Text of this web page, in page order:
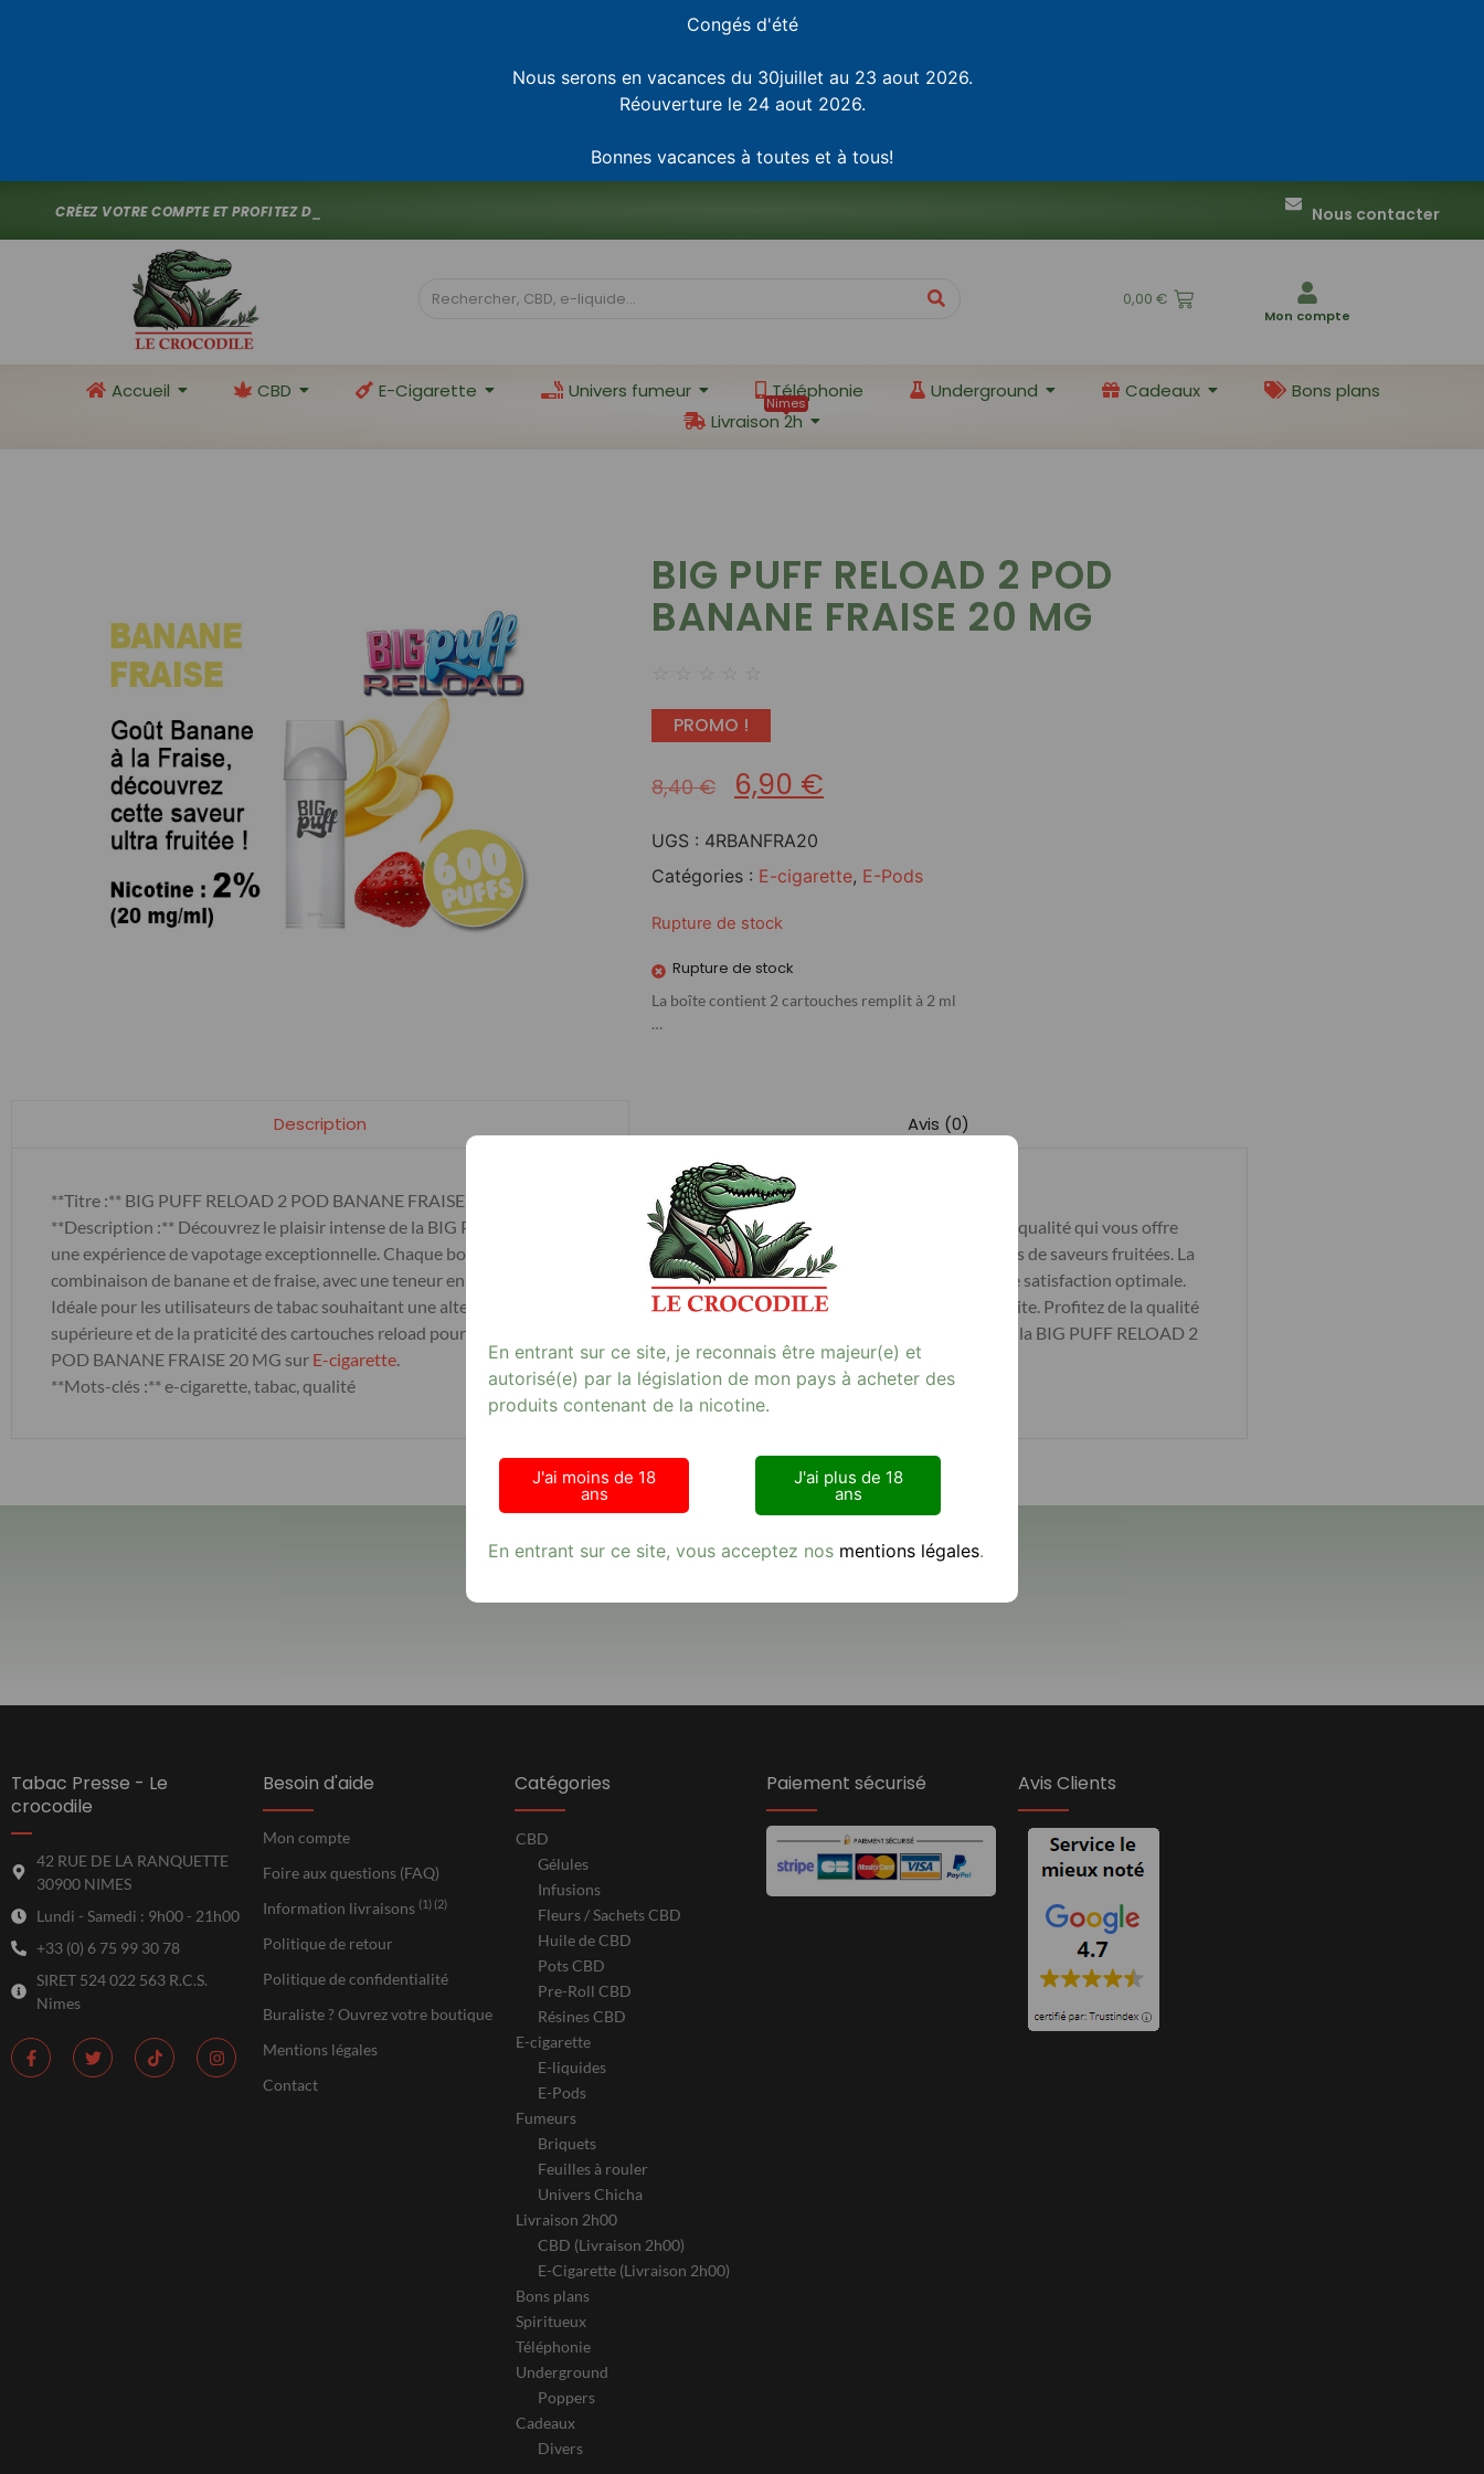
Congés d'été
Nous serons en vacances du 30juillet au 23 aout 2026.
Réouverture le 24 aout 2026.
Bonnes vacances à toutes et à tous!
CRÉEZ VOTRE COMPTE ET PROFITEZ D Nous contacter
0,00 €
Mon compte
Accueil CBD E-Cigarette Univers fumeur Téléphonie Underground Cadeaux
Bons plans
Livraison 2h
Nimes
BIG PUFF RELOAD 2 POD
BANANE FRAISE 20 MG
☆ ☆ ☆ ☆ ☆
PROMO !
8,40€ 6,90 €
UGS : 4RBANFRA20
Catégories : E-cigarette, E-Pods
Rupture de stock
Rupture de stock
La boîte contient 2 cartouches remplit à 2 ml
…
Description Avis (0)
**Titre :** BIG PUFF RELOAD 2 POD BANANE FRAISE 20 MG
**Description :** Découvrez le plaisir intense de la BIG PUFF RELOAD 2 POD BANANE FRAISE 20 MG, une e-cigarette de haute qualité qui vous offre
une expérience de vapotage exceptionnelle. Chaque boîte contient 2 cartouches pré-remplies de 2 ml, parfaites pour les amateurs de saveurs fruitées. La
combinaison de banane et de fraise, avec une teneur en nicotine de 20 mg, vous garantit des sensations gustatives uniques et une satisfaction optimale.
Idéale pour les utilisateurs de tabac souhaitant une alternative savoureuse et efficace, cette e-cigarette est disponible sur notre site. Profitez de la qualité
supérieure et de la praticité des cartouches reload pour une expérience de vapotage sans compromis. Découvrez dès maintenant la BIG PUFF RELOAD 2
POD BANANE FRAISE 20 MG sur E-cigarette.
**Mots-clés :** e-cigarette, tabac, qualité
Tabac Presse - Le
crocodile
42 RUE DE LA RANQUETTE
30900 NIMES
Lundi - Samedi : 9h00 - 21h00
+33 (0) 6 75 99 30 78
SIRET 524 022 563 R.C.S.
Nimes
Besoin d'aide
Mon compte
Foire aux questions (FAQ)
Information livraisons (1) (2)
Politique de retour
Politique de confidentialité
Buraliste ? Ouvrez votre boutique
Mentions légales
Contact
Catégories
CBD
Gélules
Infusions
Fleurs / Sachets CBD
Huile de CBD
Pots CBD
Pre-Roll CBD
Résines CBD
E-cigarette
E-liquides
E-Pods
Fumeurs
Briquets
Feuilles à rouler
Univers Chicha
Livraison 2h00
CBD (Livraison 2h00)
E-Cigarette (Livraison 2h00)
Bons plans
Spiritueux
Téléphonie
Underground
Poppers
Cadeaux
Divers
Paiement sécurisé Avis Clients
En entrant sur ce site, je reconnais être majeur(e) et
autorisé(e) par la législation de mon pays à acheter des
produits contenant de la nicotine.
J'ai moins de 18
ans
J'ai plus de 18
ans
En entrant sur ce site, vous acceptez nos mentions légales.